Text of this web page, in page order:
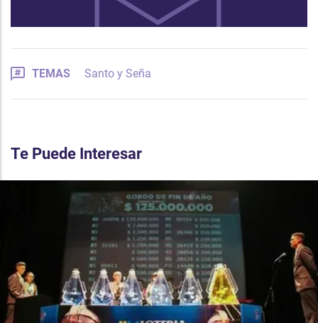
TEMAS Santo y Seña
Te Puede Interesar